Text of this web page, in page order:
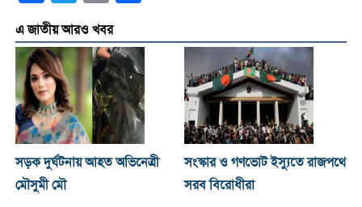
এ জাতীয় আরও খবর
সড়ক দুর্ঘটনায় আহত অভিনেত্রী
মৌসুমী মৌ
সংস্কার ও গণভোট ইস্যুতে রাজপথে
সরব বিরোধীরা